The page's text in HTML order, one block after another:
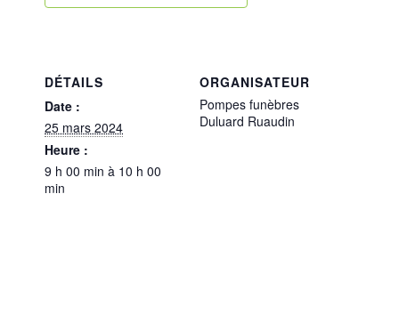
DÉTAILS
Date :
25 mars 2024
Heure :
9 h 00 min à 10 h 00
min
ORGANISATEUR
Pompes funèbres
Duluard Ruaudin